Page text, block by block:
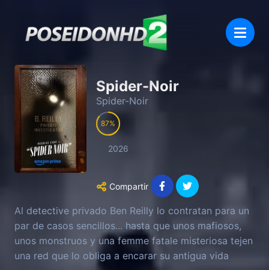
Spider-Noir
Spider-Noir
87
2026
Compartir
Al detective privado Ben Reilly lo contratan para un
par de casos sencillos... hasta que unos mafiosos,
unos monstruos y una femme fatale misteriosa tejen
una red que lo obliga a encarar su antigua vida